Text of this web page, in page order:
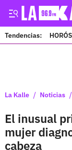
Tendencias:
La Kalle / Noticias /
El inusual
mujer
cabeza